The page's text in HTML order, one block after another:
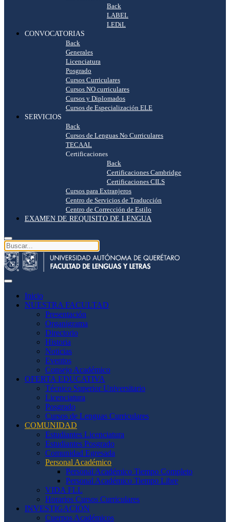
Back
LABEL
LEDiL
CONVOCATORIAS
Back
Generales
Licenciatura
Posgrado
Cursos Curriculares
Cursos NO curriculares
Cursos y Diplomados
Cursos de Especialización ELE
SERVICIOS
Back
Cursos de Lenguas No Curriculares
TECAAL
Certificaciones
Back
Certificaciones Cambridge
Certificaciones CILS
Cursos para Extranjeros
Centro de Servicios de Traducción
Centro de Corrección de Estilo
EXAMEN DE REQUISITO DE LENGUA
Inicio
NUESTRA FACULTAD
Presentación
Organigrama
Directorio
Historia
Noticias
Eventos
Consejo Académico
OFERTA EDUCATIVA
Técnico Superior Universitario
Licenciatura
Posgrado
Cursos de Lenguas Curriculares
COMUNIDAD
Estudiantes Licenciatura
Estudiantes Posgrado
Comunidad Egresada
Personal Académico
Personal Académico Tiempo Completo
Personal Académico Tiempo Libre
VIDA FLL
Horarios Cursos Curriculares
INVESTIGACIÓN
Cuerpos Académicos